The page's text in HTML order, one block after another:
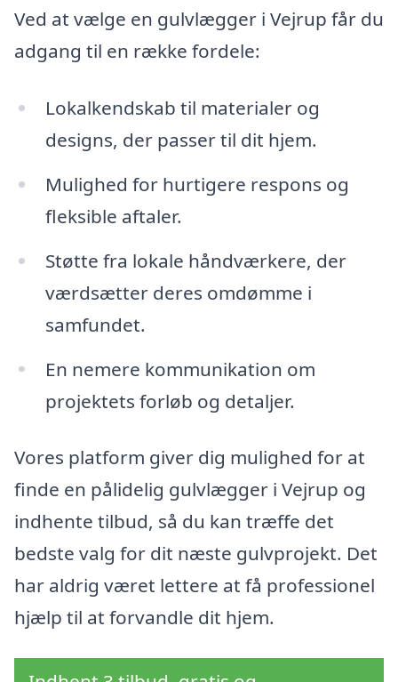
Ved at vælge en gulvlægger i Vejrup får du
adgang til en række fordele:
Lokalkendskab til materialer og
designs, der passer til dit hjem.
Mulighed for hurtigere respons og
fleksible aftaler.
Støtte fra lokale håndværkere, der
værdsætter deres omdømme i
samfundet.
En nemere kommunikation om
projektets forløb og detaljer.
Vores platform giver dig mulighed for at
finde en pålidelig gulvlægger i Vejrup og
indhente tilbud, så du kan træffe det
bedste valg for dit næste gulvprojekt. Det
har aldrig været lettere at få professionel
hjælp til at forvandle dit hjem.